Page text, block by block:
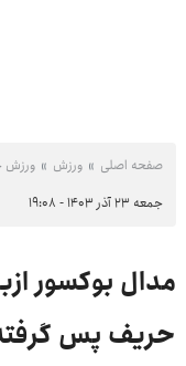
صفحه اصلی ورزش ورزش
جمعه ۲۳ آذر ۱۴۰۳ - ۱۹:۰۸
مدال بوکسور
حریف پس